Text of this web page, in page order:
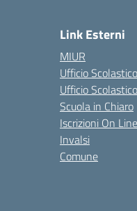
Link Esterni
MIUR
Ufficio
Ufficio
Scuola in Chiaro
Iscrizioni On Line
Invalsi
Comune